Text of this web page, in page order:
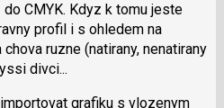
CMYK. Kdyz k tomu jeste
profil i s ohledem na
ruzne (natirany, nenatirany
divci...
grafiku s vlozenym